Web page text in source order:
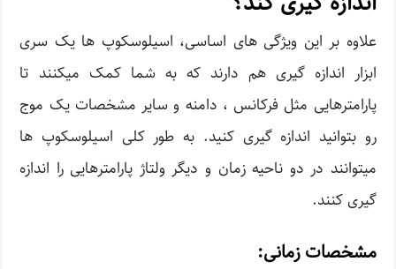
علاوه بر این ویژگی های اساسی، اسیلوسکوپ ها یک سری
ابزار اندازه گیری هم دارند که به شما کمک میکنند تا
پارامترهایی مثل فرکانس ، دامنه و سایر مشخصات یک موج
رو بتوانید اندازه گیری کنید. به طور کلی اسیلوسکوپ ها
میتوانند در دو ناحیه زمان و دیگر ولتاژ پارامترهایی را اندازه
گیری کنند.
مشخصات زمانی: